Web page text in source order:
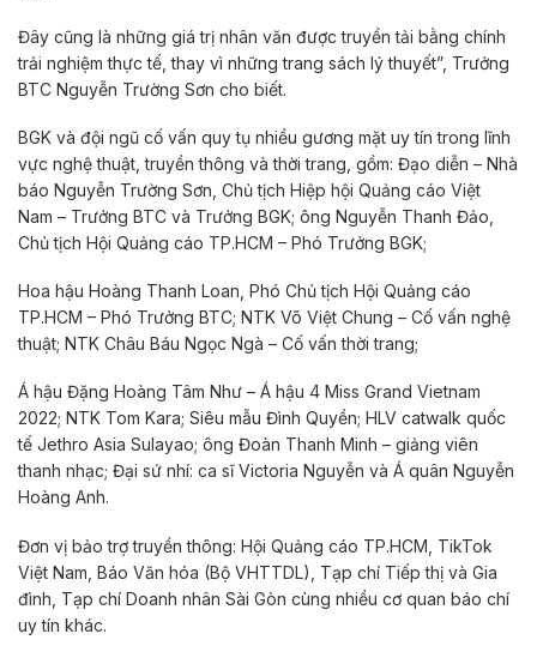
Đây cũng là những giá trị nhân văn được truyền tải bằng chính
trải nghiệm thực tế, thay vì những trang sách lý thuyết”, Trưởng
BTC Nguyễn Trường Sơn cho biết.
BGK và đội ngũ cố vấn quy tụ nhiều gương mặt uy tín trong lĩnh
vực nghệ thuật, truyền thông và thời trang, gồm: Đạo diễn – Nhà
báo Nguyễn Trường Sơn, Chủ tịch Hiệp hội Quảng cáo Việt
Nam – Trưởng BTC và Trưởng BGK; ông Nguyễn Thanh Đảo,
Chủ tịch Hội Quảng cáo TP.HCM – Phó Trưởng BGK;
Hoa hậu Hoàng Thanh Loan, Phó Chủ tịch Hội Quảng cáo
TP.HCM – Phó Trưởng BTC; NTK Võ Việt Chung – Cố vấn nghệ
thuật; NTK Châu Báu Ngọc Ngà – Cố vấn thời trang;
Á hậu Đặng Hoàng Tâm Như – Á hậu 4 Miss Grand Vietnam
2022; NTK Tom Kara; Siêu mẫu Đình Quyền; HLV catwalk quốc
tế Jethro Asia Sulayao; ông Đoàn Thanh Minh – giảng viên
thanh nhạc; Đại sứ nhí: ca sĩ Victoria Nguyễn và Á quân Nguyễn
Hoàng Anh.
Đơn vị bảo trợ truyền thông: Hội Quảng cáo TP.HCM, TikTok
Việt Nam, Báo Văn hóa (Bộ VHTTDL), Tạp chí Tiếp thị và Gia
đình, Tạp chí Doanh nhân Sài Gòn cùng nhiều cơ quan báo chí
uy tín khác.